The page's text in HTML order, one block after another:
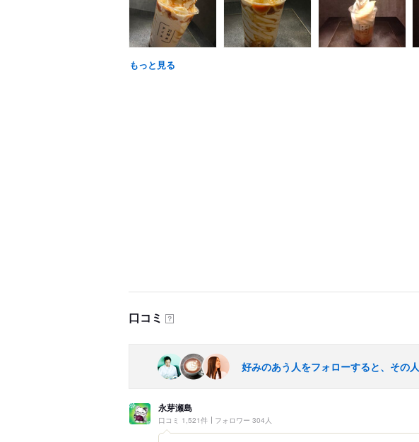
もっと見る
口コミ ？
好みのあう人をフォローすると、その
永芽瀬島
口コミ 1,521件 フォロワー 304人